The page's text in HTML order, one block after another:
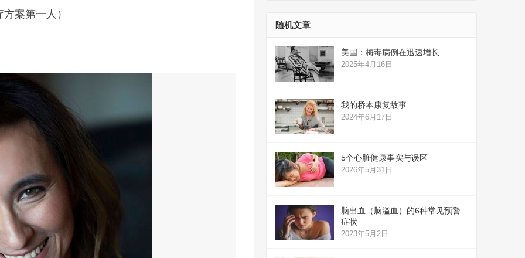
案第一人）
随机文章
美国：梅毒病例在迅速增长
2025年4月16日
我的桥本康复故事
2024年6月17日
5个心脏健康事实与误区
2026年5月31日
脑出血（脑溢血）的6种常见预警
症状
2023年5月2日